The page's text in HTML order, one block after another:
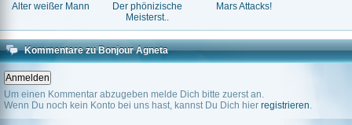
Alter weißer Mann
Der phönizische
Meisterst..
Mars Attacks!
Kommentare zu Bonjour Agneta
Um einen Kommentar abzugeben melde Dich bitte zuerst an.
Wenn Du noch kein Konto bei uns hast, kannst Du Dich hier registrieren.